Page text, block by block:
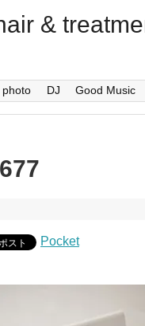
&
photo DJ Good Music
Pocket